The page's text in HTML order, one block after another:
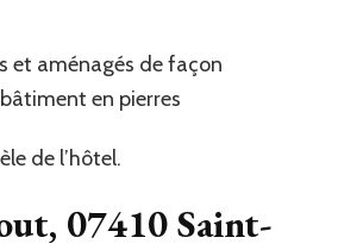
et aménagés de façon
en pierres
de l’hôtel.
07410 Saint-